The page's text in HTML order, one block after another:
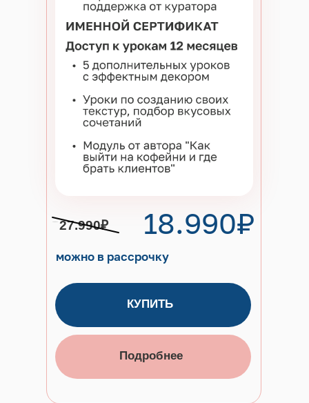
18.990₽
можно в рассрочку
27.990₽
КУПИТЬ
Подробнее